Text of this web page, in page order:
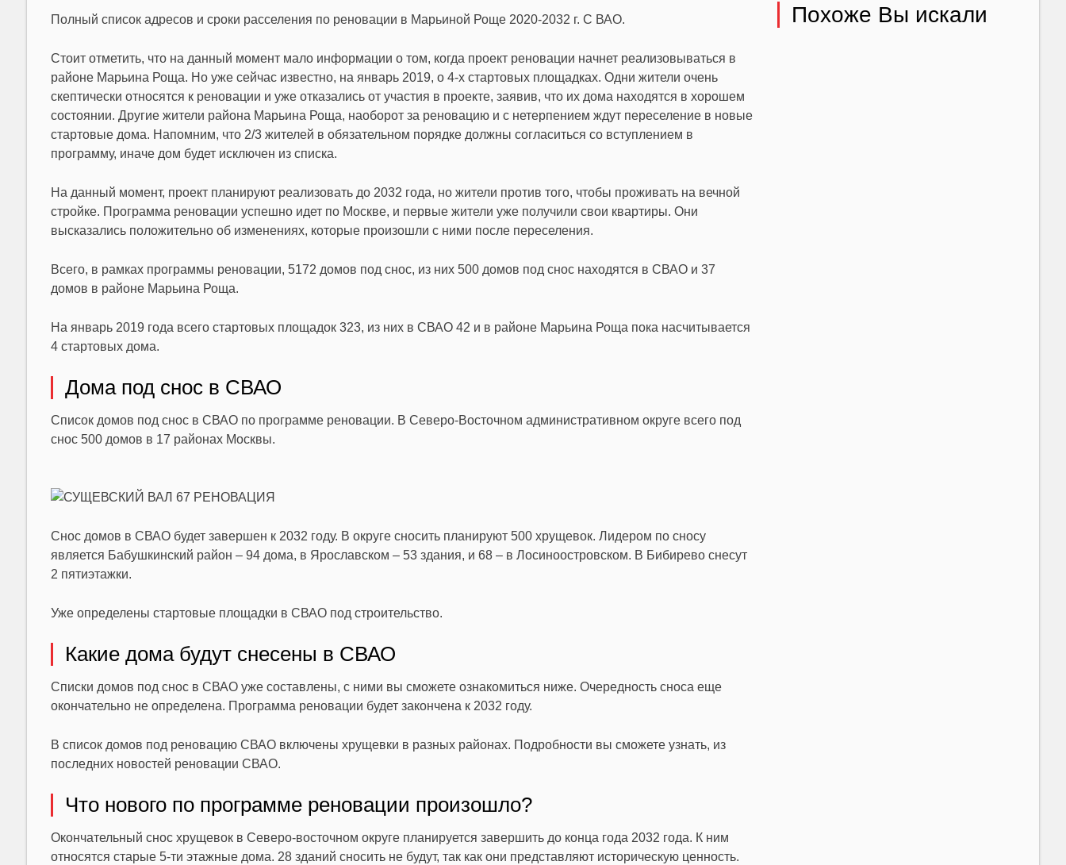
Полный список адресов и сроки расселения по реновации в Марьиной Роще 2020-2032 г. С ВАО.
Стоит отметить, что на данный момент мало информации о том, когда проект реновации начнет реализовываться в
районе Марьина Роща. Но уже сейчас известно, на январь 2019, о 4-х стартовых площадках. Одни жители очень
скептически относятся к реновации и уже отказались от участия в проекте, заявив, что их дома находятся в хорошем
состоянии. Другие жители района Марьина Роща, наоборот за реновацию и с нетерпением ждут переселение в новые
стартовые дома. Напомним, что 2/3 жителей в обязательном порядке должны согласиться со вступлением в
программу, иначе дом будет исключен из списка.
На данный момент, проект планируют реализовать до 2032 года, но жители против того, чтобы проживать на вечной
стройке. Программа реновации успешно идет по Москве, и первые жители уже получили свои квартиры. Они
высказались положительно об изменениях, которые произошли с ними после переселения.
Всего, в рамках программы реновации, 5172 домов под снос, из них 500 домов под снос находятся в СВАО и 37
домов в районе Марьина Роща.
На январь 2019 года всего стартовых площадок 323, из них в СВАО 42 и в районе Марьина Роща пока насчитывается
4 стартовых дома.
Дома под снос в СВАО
Список домов под снос в СВАО по программе реновации. В Северо-Восточном административном округе всего под
снос 500 домов в 17 районах Москвы.
Снос домов в СВАО будет завершен к 2032 году. В округе сносить планируют 500 хрущевок. Лидером по сносу
является Бабушкинский район – 94 дома, в Ярославском – 53 здания, и 68 – в Лосиноостровском. В Бибирево снесут
2 пятиэтажки.
Уже определены стартовые площадки в СВАО под строительство.
Какие дома будут снесены в СВАО
Списки домов под снос в СВАО уже составлены, с ними вы сможете ознакомиться ниже. Очередность сноса еще
окончательно не определена. Программа реновации будет закончена к 2032 году.
В список домов под реновацию СВАО включены хрущевки в разных районах. Подробности вы сможете узнать, из
последних новостей реновации СВАО.
Что нового по программе реновации произошло?
Окончательный снос хрущевок в Северо-восточном округе планируется завершить до конца года 2032 года. К ним
относятся старые 5-ти этажные дома. 28 зданий сносить не будут, так как они представляют историческую ценность.
Похоже Вы искали